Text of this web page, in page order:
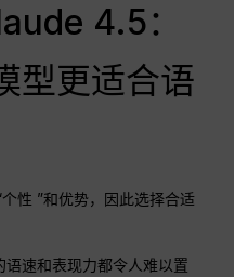
4.5：
型更适合语
性 ”和优势，因此选择合适
速和表现力都令人难以置